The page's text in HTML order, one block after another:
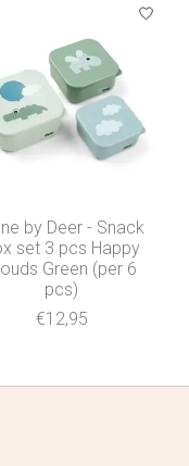
by Deer - Snack
set 3 pcs Happy
Green (per 6
pcs)
€12,95